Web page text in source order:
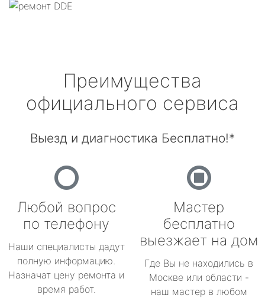
Преимущества
официального сервиса
Выезд и диагностика Бесплатно!*
Любой вопрос
по телефону
Наши специалисты дадут
полную информацию.
Назначат цену ремонта и
время работ.
Мастер
бесплатно
выезжает на дом
Где Вы не находились в
Москве или области -
наш мастер в любом